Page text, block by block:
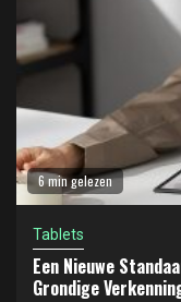
6 min gelezen
Tablets
Een Nieuwe
Grondige